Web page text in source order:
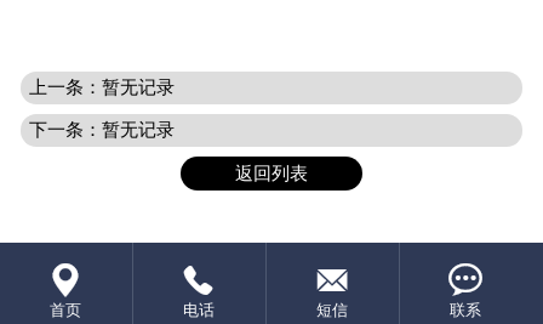
上一条：暂无记录
下一条：暂无记录
返回列表

首页

电话

短信

联系